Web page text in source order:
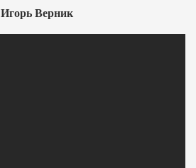
Игорь Верник